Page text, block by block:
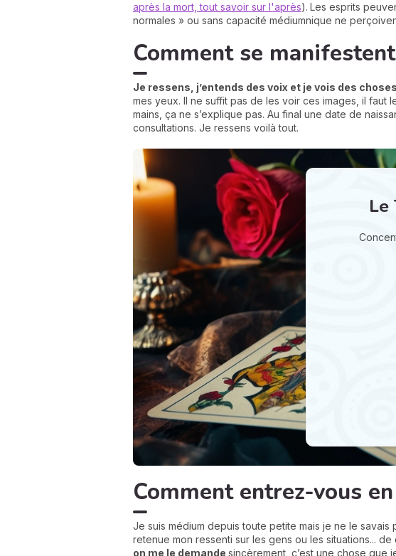
après la mort, tout savoir sur l'après). Les esprits
normales » ou sans capacité médiumnique ne
Comment se
Je ressens, j’entends des voix et je vois des choses
mes yeux. Il ne suffit pas de les voir ces images, il
mains, ça ne s’explique pas. Au final une date de
consultations. Je ressens voilà tout.
Le
Comment entrez-vous
Je suis médium depuis toute petite mais je ne le savais
retenue mon ressenti sur les gens ou les situations... de
on me le demande sincèrement, c’est une chose que